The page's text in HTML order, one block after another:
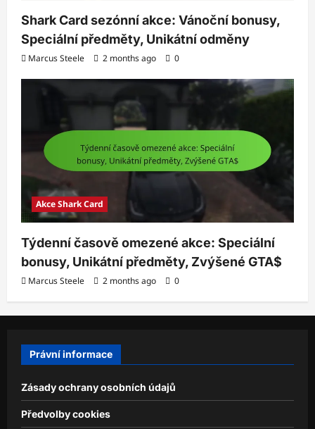
Shark Card sezónní akce: Vánoční bonusy,
Speciální předměty, Unikátní odměny
Marcus Steele 2 months ago 0
Akce Shark Card
Týdenní časově omezené akce: Speciální
bonusy, Unikátní předměty, Zvýšené GTA$
Marcus Steele 2 months ago 0
Právní informace
Zásady ochrany osobních údajů
Předvolby cookies